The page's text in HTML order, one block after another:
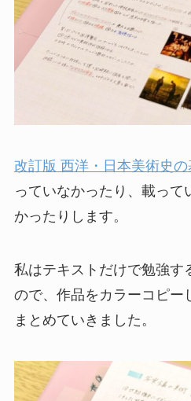
改訂版 西洋・日本美術史の
っていなかったり、載って
かったりします。
私はテキストだけで勉強す
ので、作品をカラーコピー
まとめていきました。